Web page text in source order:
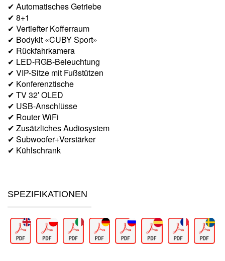
✔ Automatisches Getriebe
✔ 8+1
✔ Vertiefter Kofferraum
✔ Bodykit «CUBY Sport»
✔ Rückfahrkamera
✔ LED-RGB-Beleuchtung
✔ VIP-Sitze mit Fußstützen
✔ Konferenztische
✔ TV 32′ OLED
✔ USB-Anschlüsse
✔ Router WiFi
✔ Zusätzliches Audiosystem
✔ Subwoofer+Verstärker
✔ Kühlschrank
SPEZIFIKATIONEN